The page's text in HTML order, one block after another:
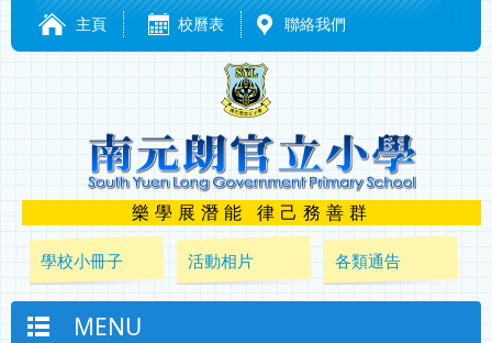
主頁 校曆表 聯絡我們
樂學展潛能 律己務善群
學校小冊子 活動相片 各類通告
MENU